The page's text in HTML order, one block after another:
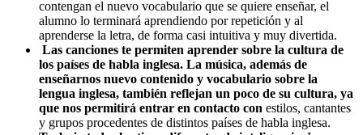
contengan el nuevo vocabulario que se quiere enseñar, el
alumno lo terminará aprendiendo por repetición y al
aprenderse la letra, de forma casi intuitiva y muy divertida.
Las canciones te permiten aprender sobre la cultura de
los países de habla inglesa. La música, además de
enseñarnos nuevo contenido y vocabulario sobre la
lengua inglesa, también reflejan un poco de su cultura, ya
que nos permitirá entrar en contacto con estilos, cantantes
y grupos procedentes de distintos países de habla inglesa.